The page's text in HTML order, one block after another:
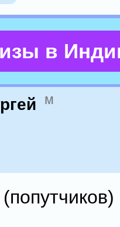
в
м